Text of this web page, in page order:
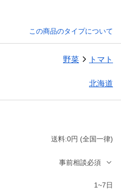
この商品のタイプについて
野菜 トマト
北海道
送料:0円 (全国一律)
事前相談必須
1~7日